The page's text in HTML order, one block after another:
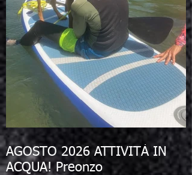
AGOSTO 2026 ATTIVITÀ IN
ACQUA! Preonzo